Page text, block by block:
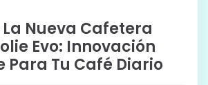
Nueva Cafetera
Evo: Innovación
Para Tu Café Diario